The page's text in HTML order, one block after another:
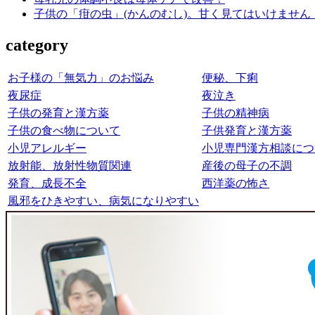
子供の「疳の虫」(かんのむし)。甘く見てはいけません
category
お子様の「無気力」のお悩み
便秘、下痢
夜尿症
夜泣き
子供の発育と漢方薬
子供の精神病
子供の食べ物について
子供発育と漢方薬
小児アレルギー
小児専門漢方相談に
放射能、放射性物質関連
産後の母子の不調
発育、成長不全
西洋薬の怖さ
風邪をひきやすい、病気になりやすい